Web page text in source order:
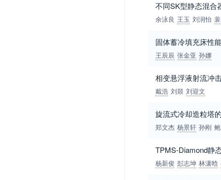
不同SK型静态混合
余泳良 王玉 刘润怡
固体蓄冷填充床性
王辰辰 张金亚 孙娜
相变悬浮液射流冲
戴浩 刘燚 刘迎文
旋流式冷却造粒塔
郑文杰 杨景轩 孙刚
TPMS-Diamond静
杨新俊 彭志坤 林潇晗